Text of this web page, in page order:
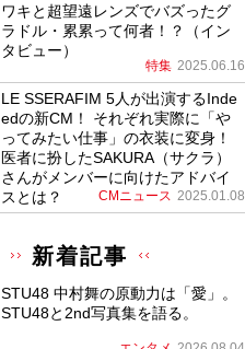
ワキと超望遠レンズでバズったグ
ラドル・累累って何者！？（イン
タビュー）
特集 2025.06.16
LE SSERAFIM 5人が出演するInde
edの新CM！ それぞれ実際に「や
ってみたい仕事」の衣装に変身！
医者に扮したSAKURA（サクラ）
さんがメンバーに向けたアドバイ
スとは？
CMニュース 2025.01.08
新着記事
STU48 中村舞の原動力は「愛」。
STU48と2nd写真集を語る。